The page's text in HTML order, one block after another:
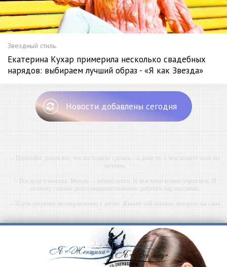
Звездный стиль.
Екатерина Кухар примерила несколько свадебных
нарядов: выбираем лучший образ - «Я как Звезда»
Новости добавлены сегодня
-- Начинайте делать все, что вы можете сделать – и даже то, о чем можете хотя бы
мечтать.
-- Все дело в мыслях. Мысль — начало всего. И мыслями можно управлять. И
поэтому главное дело совершенствования: работать над мыслями.
-- Идите уверенно по направлению к мечте. Живите той жизнью, которую вы сами
-- Самое большое богатство — это ум. Самая большая нищета — глупость. Из всех
страхов самый пугающий — самолюбование.
-- Лучшее, что можно сделать с хорошим советом, это пропустить его мимо ушей. Он
никогда не бывает полезен никому, кроме того, кто его дал.